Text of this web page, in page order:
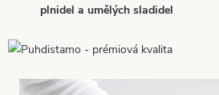
plnidel a umělých sladidel